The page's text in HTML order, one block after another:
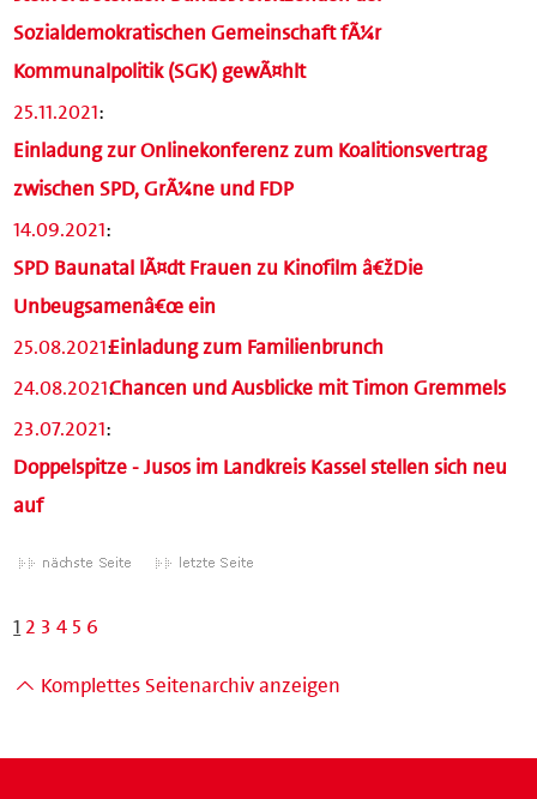
Sozialdemokratischen Gemeinschaft fÃ¼r
Kommunalpolitik (SGK) gewÃ¤hlt
25.11.2021
Einladung zur Onlinekonferenz zum Koalitionsvertrag
zwischen SPD, GrÃ¼ne und FDP
14.09.2021
SPD Baunatal lÃ¤dt Frauen zu Kinofilm â€žDie
Unbeugsamenâ€œ ein
25.08.2021 :Einladung zum Familienbrunch
24.08.2021 :Chancen und Ausblicke mit Timon Gremmels
23.07.2021
Doppelspitze - Jusos im Landkreis Kassel stellen sich neu
auf
1 2 3 4 5 6
Komplettes Seitenarchiv anzeigen